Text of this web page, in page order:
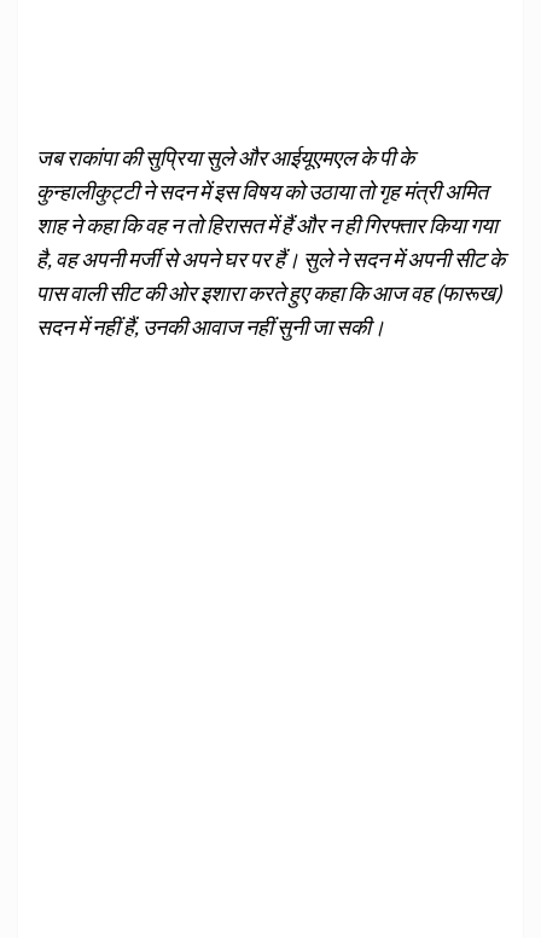
जब राकांपा की सुप्रिया सुले और आईयूएमएल के पी के
कुन्हालीकुट्टी ने सदन में इस विषय को उठाया तो गृह मंत्री अमित
शाह ने कहा कि वह न तो हिरासत में हैं और न ही गिरफ्तार किया गया
है, वह अपनी मर्जी से अपने घर पर हैं। सुले ने सदन में अपनी सीट के
पास वाली सीट की ओर इशारा करते हुए कहा कि आज वह (फारूख)
सदन में नहीं हैं, उनकी आवाज नहीं सुनी जा सकी।